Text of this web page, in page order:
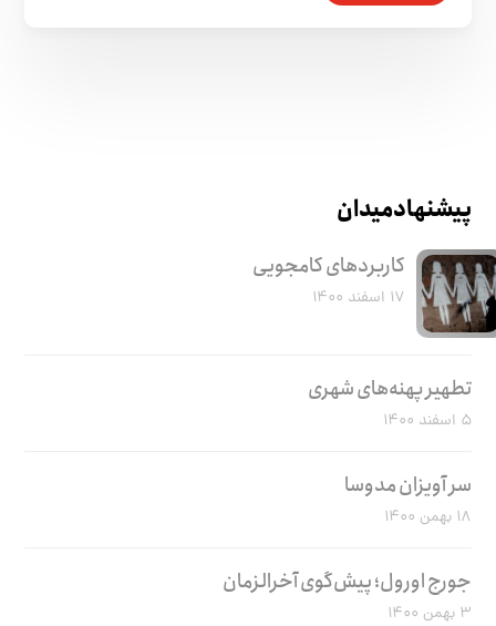
پیشنهاد میدان
کاربرد‌های کامجویی
۱۷ اسفند ۱۴۰۰
تطهیر پهنه‌های شهری
۵ اسفند ۱۴۰۰
سر آویزان مدوسا
۱۸ بهمن ۱۴۰۰
جورج اورول؛ پیش‌گوی آخرالزمان
۳ بهمن ۱۴۰۰